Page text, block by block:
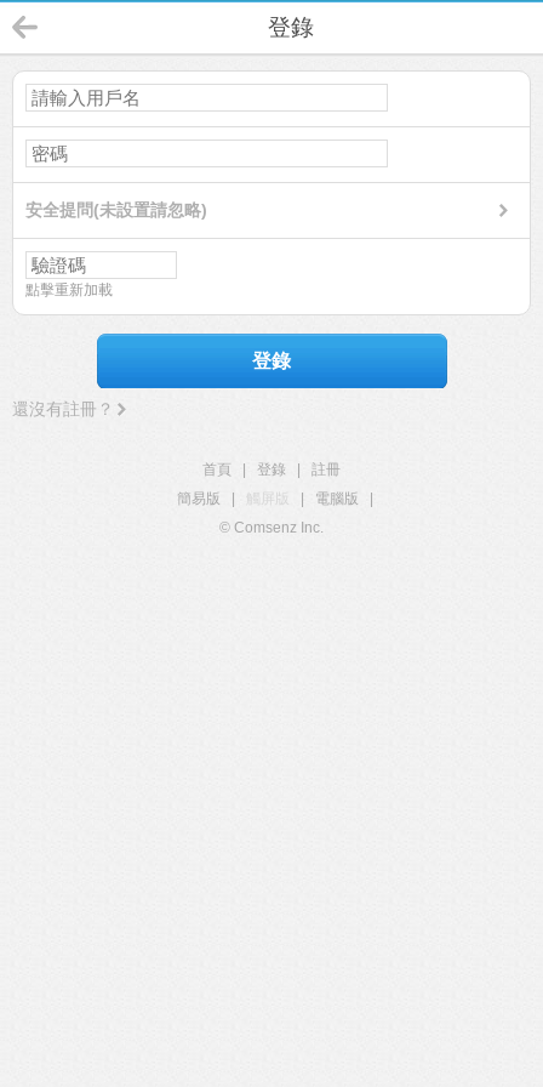
登錄
安全提問(未設置請忽略)
點擊重新加載
登錄
還沒有註冊？
首頁 登錄
註冊
簡易版
觸屏版 電腦版
© Comsenz Inc.